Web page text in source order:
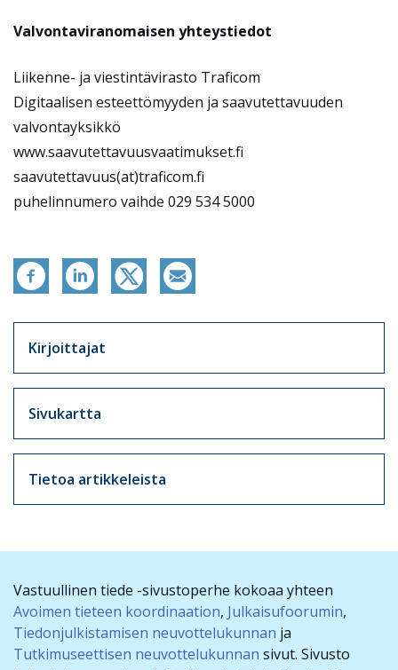
Valvontaviranomaisen yhteystiedot
Liikenne- ja viestintävirasto Traficom
Digitaalisen esteettömyyden ja saavutettavuuden
valvontayksikkö
www.saavutettavuusvaatimukset.fi
saavutettavuus(at)traficom.fi
puhelinnumero vaihde 029 534 5000
Kirjoittajat
Sivukartta
Tietoa artikkeleista
Vastuullinen tiede -sivustoperhe kokoaa yhteen
Avoimen tieteen koordinaation, Julkaisufoorumin,
Tiedonjulkistamisen neuvottelukunnan ja
Tutkimuseettisen neuvottelukunnan sivut. Sivusto